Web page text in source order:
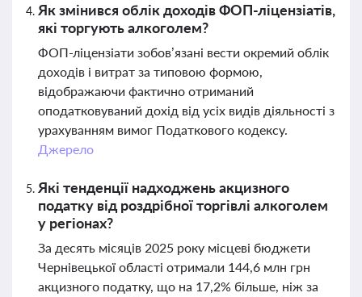
Як змінився облік доходів ФОП-ліцензіатів,
які торгують алкоголем?
ФОП-ліцензіати зобов’язані вести окремий облік
доходів і витрат за типовою формою,
відображаючи фактично отриманий
оподатковуваний дохід від усіх видів діяльності з
урахуванням вимог Податкового кодексу.
Джерело
Які тенденції надходжень акцизного
податку від роздрібної торгівлі алкоголем
у регіонах?
За десять місяців 2025 року місцеві бюджети
Чернівецької області отримали 144,6 млн грн
акцизного податку, що на 17,2% більше, ніж за